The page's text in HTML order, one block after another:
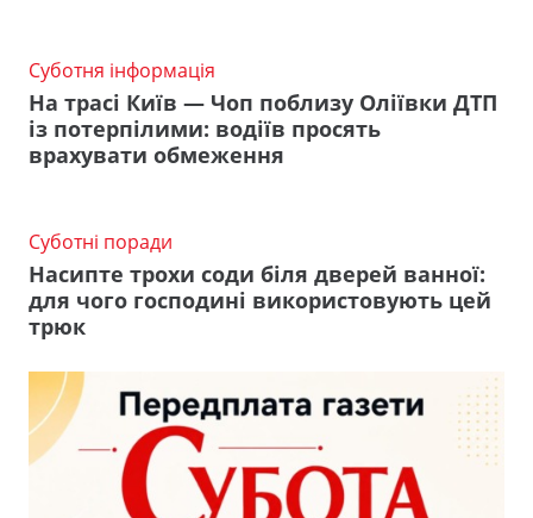
Суботня інформація
На трасі Київ — Чоп поблизу Оліївки ДТП
із потерпілими: водіїв просять
врахувати обмеження
Суботні поради
Насипте трохи соди біля дверей ванної:
для чого господині використовують цей
трюк